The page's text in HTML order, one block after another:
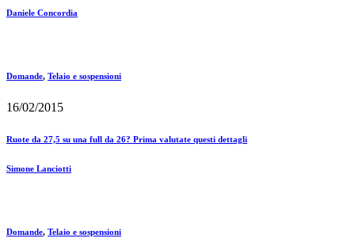
Daniele Concordia
Domande, Telaio e sospensioni
16/02/2015
Ruote da 27,5 su una full da 26? Prima valutate questi dettagli
Simone Lanciotti
Domande, Telaio e sospensioni